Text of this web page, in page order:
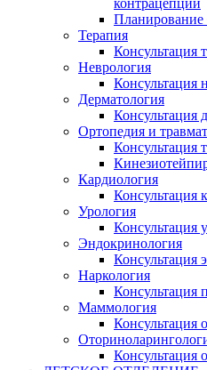
контрацепции
Планирование
Терапия
Консультация
Неврология
Консультация
Дерматология
Консультация
Ортопедия и
Консультация
Кардиология
Консультация
Урология
Консультация
Эндокринология
Консультация
Наркология
Консультация
Маммология
Консультация
Консультация